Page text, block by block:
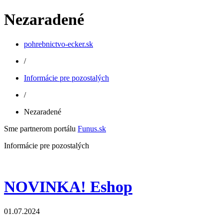
Nezaradené
pohrebnictvo-ecker.sk
/
Informácie pre pozostalých
/
Nezaradené
Sme partnerom portálu Funus.sk
Informácie pre pozostalých
NOVINKA! Eshop
01.07.2024